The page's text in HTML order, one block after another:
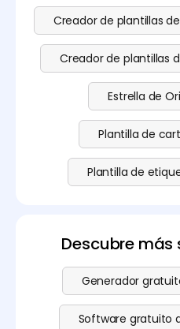
Creador de plantillas
Creador de plantillas
Estrella de
Plantilla de
Plantilla de
Descubre más
Generador
Software gratuito